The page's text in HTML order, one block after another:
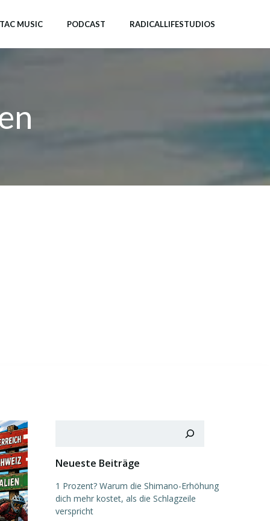
MUSIC PODCAST RADICALLIFESTUDIOS
Neueste Beiträge
1 Prozent? Warum die Shimano-Erhöhung
dich mehr kostet, als die Schlagzeile
verspricht